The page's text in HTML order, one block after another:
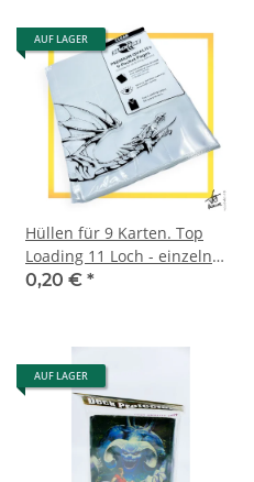
AUF LAGER
Hüllen für 9 Karten. Top
Loading 11 Loch - einzeln
(Pro Hülle)
0,20 € *
AUF LAGER